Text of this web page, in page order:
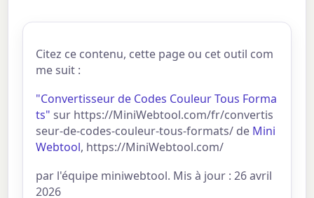
Citez ce contenu, cette page ou cet outil com
me suit :
"Convertisseur de Codes Couleur Tous Forma
ts" sur https://MiniWebtool.com/fr/convertis
seur-de-codes-couleur-tous-formats/ de Mini
Webtool, https://MiniWebtool.com/
par l'équipe miniwebtool. Mis à jour : 26 avril
2026